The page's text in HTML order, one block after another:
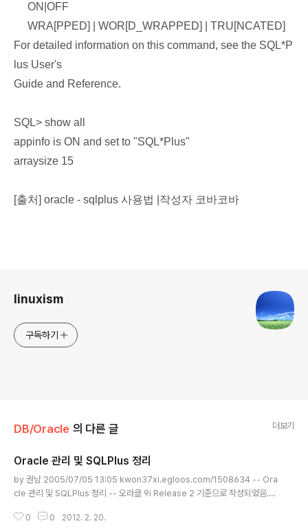
ON|OFF
WRA[PPED] | WOR[D_WRAPPED] | TRU[NCATED]
For detailed information on this command, see the SQL*P
lus User's
Guide and Reference.
SQL> show all
appinfo is ON and set to "SQL*Plus"
arraysize 15
[출처] oracle - sqlplus 사용법 |작성자 코바코바
linuxism
구독하기
DB/Oracle 의 다른 글 더보기
Oracle 관리 및 SQLPlus 정리
by 권남 2005/07/05 13:05 kwon37xi.egloos.com/1508634 -- Ora
cle 관리 및 SQLPlus 정리 -- 오라클 9i Release 2 기준으로 작성되었음.
r SQL> show sga ◈ DBA로 접속 $ sqlplus "sys/passwd as sysdb
0 0 2012. 2. 20.